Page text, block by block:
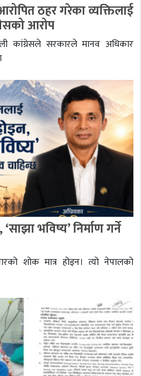
ठहर गरेका व्यक्तिलाई
आरोप
कांग्रेसले सरकारले मानव अधिकार
भविष्य’ निर्माण गर्ने
शोक मात्र होइन। त्यो नेपालको